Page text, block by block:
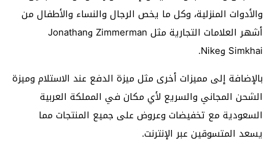
والأدوات المنزلية، وكل ما يخص الرجال والنساء والأطفال من
أشهر العلامات التجارية مثل Zimmerman وJonathan
Simkhai وNike.
بالإضافة إلى مميزات أخرى مثل ميزة الدفع عند الاستلام وميزة
الشحن المجاني والسريع لأي مكان في المملكة العربية
السعودية مع تخفيضات وعروض على جميع المنتجات مما
يسعد المتسوقين عبر الإنترنت.